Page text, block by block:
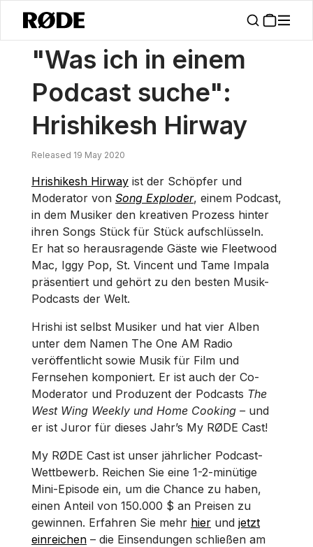
Nachrichten / Was Ich In Einem Podcast Suche": Hrishikesh Hirway
"Was ich in einem
Podcast suche":
Hrishikesh Hirway
Released 19 May 2020
Hrishikesh Hirway ist der Schöpfer und
Moderator von Song Exploder, einem Podcast,
in dem Musiker den kreativen Prozess hinter
ihren Songs Stück für Stück aufschlüsseln.
Er hat so herausragende Gäste wie Fleetwood
Mac, Iggy Pop, St. Vincent und Tame Impala
präsentiert und gehört zu den besten Musik-
Podcasts der Welt.
Hrishi ist selbst Musiker und hat vier Alben
unter dem Namen The One AM Radio
veröffentlicht sowie Musik für Film und
Fernsehen komponiert. Er ist auch der Co-
Moderator und Produzent der Podcasts The
West Wing Weekly und Home Cooking – und
er ist Juror für dieses Jahr’s My RØDE Cast!
My RØDE Cast ist unser jährlicher Podcast-
Wettbewerb. Reichen Sie eine 1-2-minütige
Mini-Episode ein, um die Chance zu haben,
einen Anteil von 150.000 $ an Preisen zu
gewinnen. Erfahren Sie mehr hier und jetzt
einreichen – die Einsendungen schließen am